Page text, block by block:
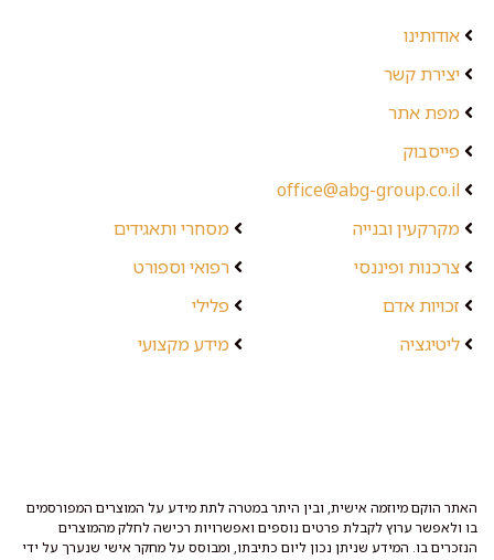
אודותינו
יצירת קשר
מפת אתר
פייסבוק
office@abg-group.co.il
מקרקעין ובנייה
צרכנות ופיננסי
זכויות אדם
ליטיגציה
מסחרי ותאגידים
רפואי וספורט
פלילי
מידע מקצועי
האתר הוקם מיוזמה אישית, ובין היתר במטרה לתת מידע על המוצרים המפורסמים
בו ולאפשר ערוץ לקבלת פרטים נוספים ואפשרויות רכישה לחלק מהמוצרים
הנזכרים בו. המידע שניתן נכון ליום כתיבתו, ומבוסס על מחקר אישי שנערך על ידי